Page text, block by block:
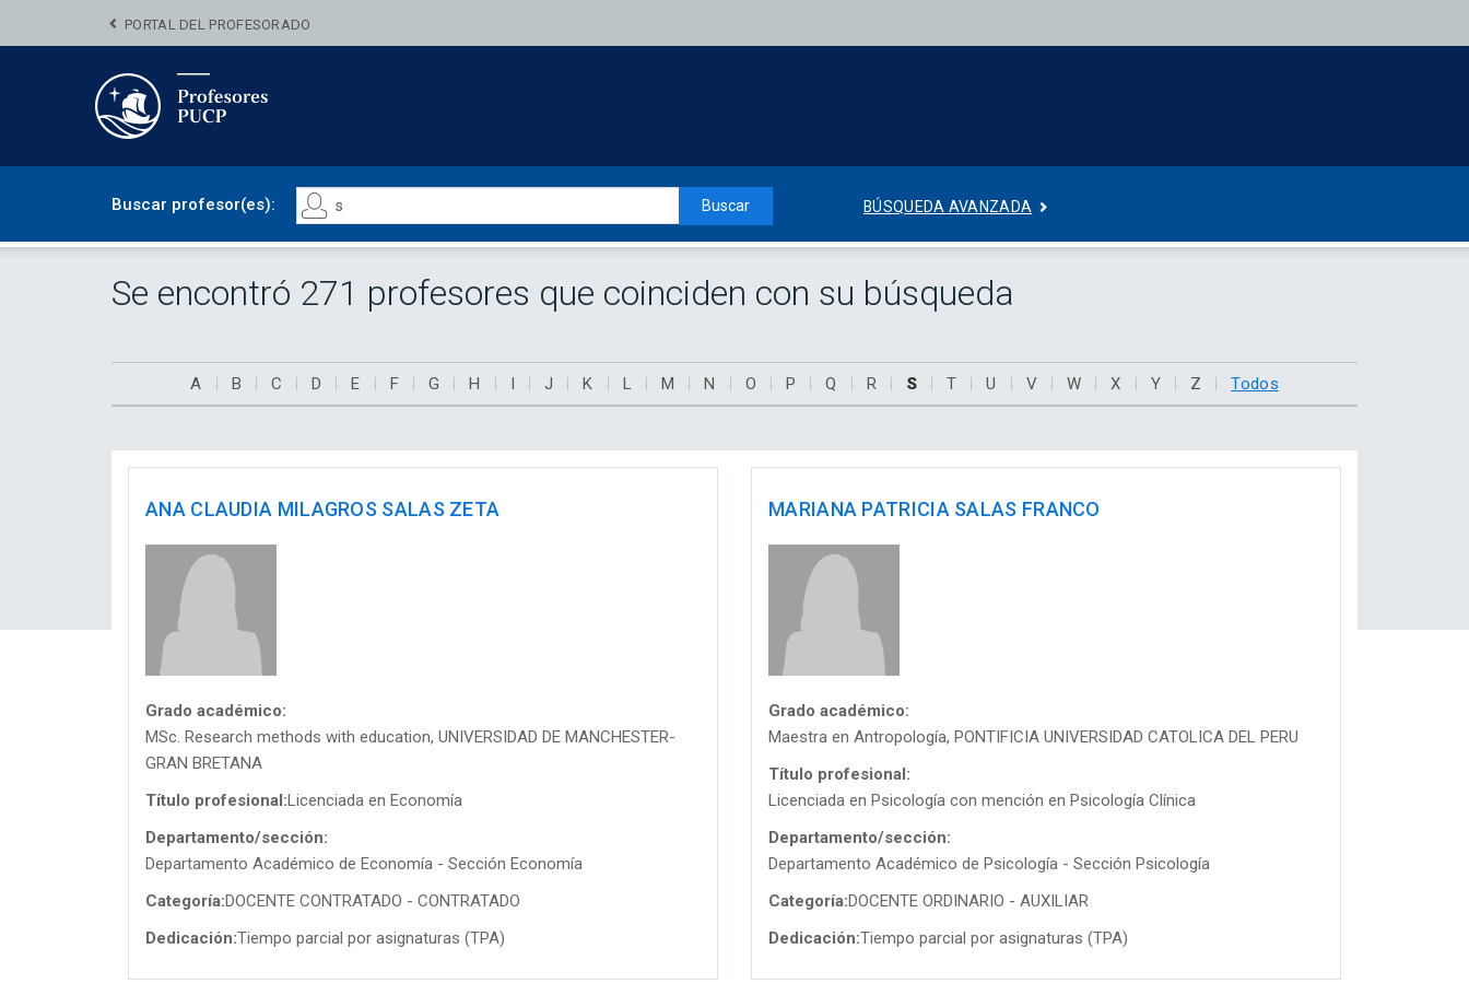
PORTAL DEL PROFESORADO
Buscar profesor(es): Buscar BÚSQUEDA AVANZADA
Se encontró 271 profesores que coinciden con su búsqueda
A B C D E F G H I J K L M N O P Q R S T U V W X Y Z Todos
ANA CLAUDIA MILAGROS SALAS ZETA
Grado académico:
MSc. Research methods with education, UNIVERSIDAD DE MANCHESTER-
GRAN BRETANA
Título profesional:Licenciada en Economía
Departamento/sección:
Departamento Académico de Economía - Sección Economía
Categoría:DOCENTE CONTRATADO - CONTRATADO
Dedicación:Tiempo parcial por asignaturas (TPA)
MARIANA PATRICIA SALAS FRANCO
Grado académico:
Maestra en Antropología, PONTIFICIA UNIVERSIDAD CATOLICA DEL PERU
Título profesional:
Licenciada en Psicología con mención en Psicología Clínica
Departamento/sección:
Departamento Académico de Psicología - Sección Psicología
Categoría:DOCENTE ORDINARIO - AUXILIAR
Dedicación:Tiempo parcial por asignaturas (TPA)